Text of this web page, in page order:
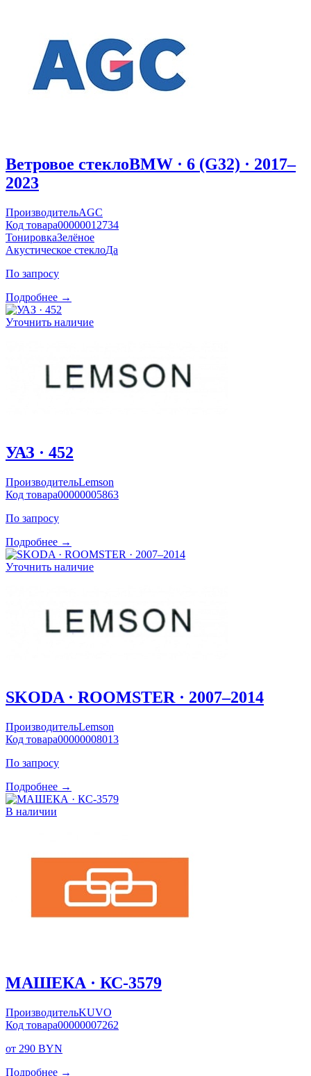
Ветровое стеклоBMW · 6 (G32) · 2017–
2023
ПроизводительAGC
Код товара00000012734
ТонировкаЗелёное
Акустическое стеклоДа
По запросу
Подробнее →
Уточнить наличие
УАЗ · 452
ПроизводительLemson
Код товара00000005863
По запросу
Подробнее →
Уточнить наличие
SKODA · ROOMSTER · 2007–2014
ПроизводительLemson
Код товара00000008013
По запросу
Подробнее →
В наличии
МАШЕКА · КС-3579
ПроизводительKUVO
Код товара00000007262
от 290 BYN
Подробнее →